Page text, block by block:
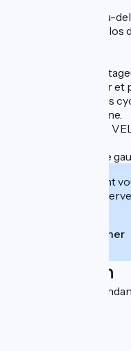
Vente/occasion : au-
des accessoires, vélos
Emplacement
Roi, idéal pour louer
la plage ou les pistes
pour explorer la zone.
Labelisé : ACCUEIL
Autre adresse / rive
Cet établissement
leur site pour
Téléphoner
Localisation
4bis rue du